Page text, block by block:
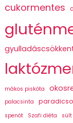
cukormentes
mákos piskóta
palacsinta
spenót Szafi diéta sült